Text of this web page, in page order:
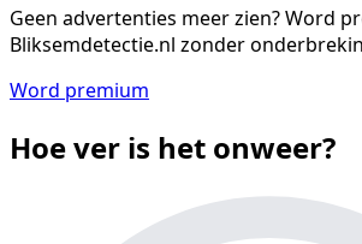
Geen advertenties meer zien?Word
Bliksemdetectie.nl zonder
Word premium
Hoe ver is het onweer?